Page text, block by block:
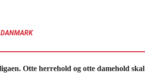
DANMARK
Otte herrehold og otte damehold